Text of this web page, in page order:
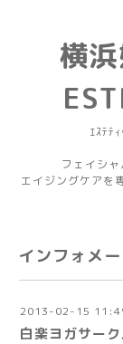
横
ｴｽﾃﾃ
フェイシ
エイジングケアを
インフォメ
2013-02-15
白楽ヨガサー